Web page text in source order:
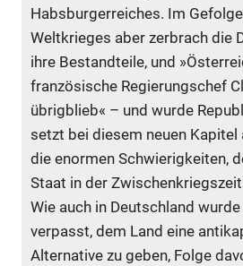
Habsburgerreiches. Im
Weltkrieges aber zerbrach die
ihre Bestandteile, und
französische Regierungschef
übrigblieb« – und wurde
setzt bei diesem neuen Kapitel
die enormen Schwierigkeiten,
Staat in der
Wie auch in Deutschland
verpasst, dem Land eine
Alternative zu geben, Folge